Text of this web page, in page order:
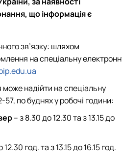
мови
та буфети
квитки
мов
підтримка
середовище
вчених
школи
рекомендації, пам'яткикомплекс, лісове і
господарство, ветеринарна
журнали НУБіП України
журнали НУБіП України (English)
про проведення науково-
планування та організації
НТЗ
рада
університету
випускники та працівники
доктори і професори НУБіП України
кур'єр
розвитку університету
2025»
інформації
особа з питань запобігання
про антикорупційного
нормативно-правові акти
правові акти НУБіП України
роз’яснення НАЗК
що інформація є
зв’язку: шляхом
на спеціальну
надійти на спеціальну
57, по буднях у робочі години:
– з 8.30 до 12.30 та з 13.15 до
год. та з 13.15 до 16.15 год.